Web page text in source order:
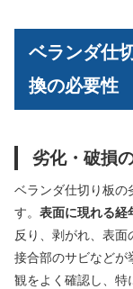
ベランダ仕
換の必要性
劣化・破損
ベランダ仕切り板の
す。 表面に現れる経
反り、剥がれ、表
接合部のサビなどが
観をよく確認し、特